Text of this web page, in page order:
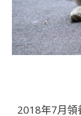
2018年7月領